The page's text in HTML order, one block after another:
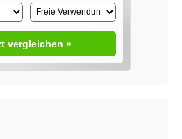
vergleichen »